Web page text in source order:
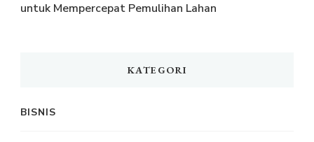
untuk Mempercepat Pemulihan Lahan
KATEGORI
BISNIS